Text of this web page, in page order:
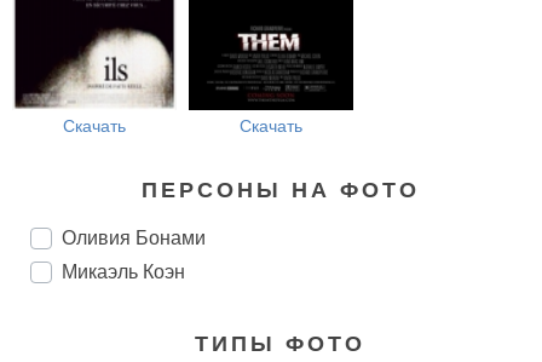
Скачать Скачать
ПЕРСОНЫ НА ФОТО
Оливия Бонами
Микаэль Коэн
ТИПЫ ФОТО